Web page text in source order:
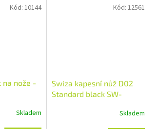
na nože -
Skladem
Kód: 10144
Swiza kapesní nůž D02
Standard black SW-
Skladem
Kód: 12561